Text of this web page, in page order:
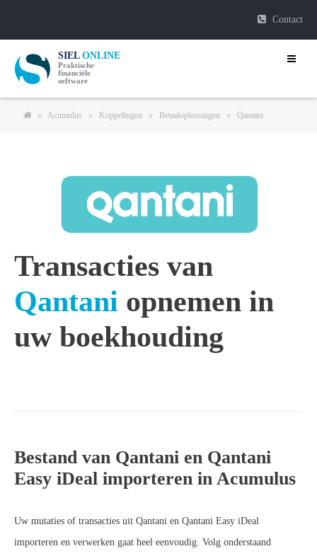
Contact
SIEL ONLINE
Praktische
financiële
software
» Acumulus » Koppelingen » Betaaloplossingen » Qantani
Transacties van
Qantani opnemen in
uw boekhouding
Bestand van Qantani en Qantani
Easy iDeal importeren in Acumulus
Uw mutaties of transacties uit Qantani en Qantani Easy iDeal
importeren en verwerken gaat heel eenvoudig. Volg onderstaand